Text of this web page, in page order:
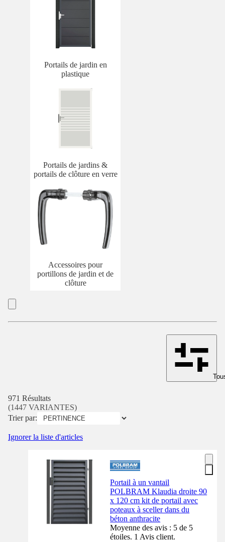
Portails de jardin en
plastique
Portails de jardins &
portails de clôture en verre
Accessoires pour
portillons de jardin et de
clôture
971 Résultats
(1447 VARIANTES)
Trier par:
Ignorer la liste d'articles
Portail à un vantail
POLBRAM Klaudia droite 90
x 120 cm kit de portail avec
poteaux à sceller dans du
béton anthracite
Moyenne des avis : 5 de 5
étoiles. 1 Avis client.